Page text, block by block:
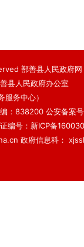
鄯善县人民政府网
县人民政府办公室
务中心）
：838200 公安备案
编号：新ICP备
政府信息科：